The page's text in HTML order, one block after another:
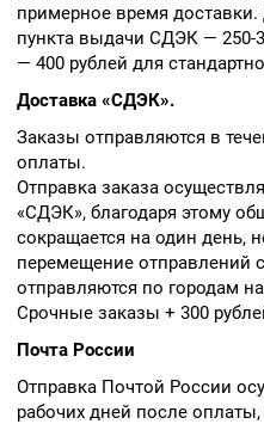
примерное время
пункта выдачи СДЭК — 250-
— 400 рублей для
Доставка «СДЭК».
Заказы отправляются в
оплаты.
Отправка заказа
«СДЭК», благодаря этому
сокращается на один день,
перемещение отправлений
отправляются по городам
Срочные заказы + 300
Почта России
Отправка Почтой России
рабочих дней после